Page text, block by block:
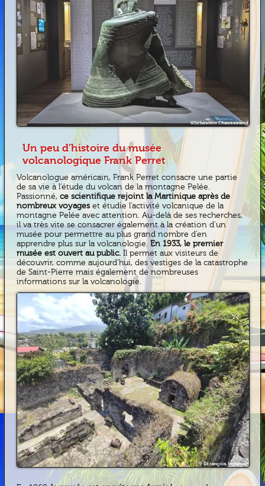
Un peu d’histoire du musée
volcanologique Frank Perret
Volcanologue américain, Frank Perret consacre une partie
de sa vie à l’étude du volcan de la montagne Pelée.
Passionné, ce scientifique rejoint la Martinique après de
nombreux voyages et étudie l’activité volcanique de la
montagne Pelée avec attention. Au-delà de ses recherches,
il va très vite se consacrer également à la création d’un
musée pour permettre au plus grand nombre d’en
apprendre plus sur la volcanologie.En 1933, le premier
musée est ouvert au public. Il permet aux visiteurs de
découvrir, comme aujourd’hui, des vestiges de la catastrophe
de Saint-Pierre mais également de nombreuses
informations sur la volcanologie.